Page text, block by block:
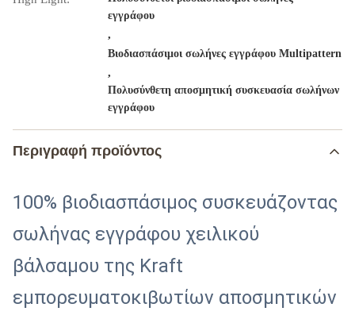
εγγράφου
,
Βιοδιασπάσιμοι σωλήνες εγγράφου Multipattern
,
Πολυσύνθετη αποσμητική συσκευασία σωλήνων
εγγράφου
Περιγραφή προϊόντος
100% βιοδιασπάσιμος συσκευάζοντας
σωλήνας εγγράφου χειλικού
βάλσαμου της Kraft
εμπορευματοκιβωτίων αποσμητικών